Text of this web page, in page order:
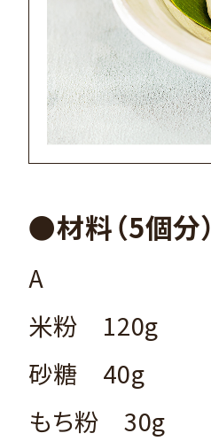
●材料（5個分）
A
米粉 120g
砂糖 40g
もち粉 30g